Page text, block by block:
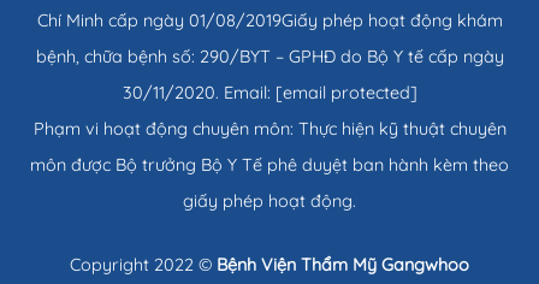
Chí Minh cấp ngày 01/08/2019Giấy phép hoạt động khám
bệnh, chữa bệnh số: 290/BYT – GPHĐ do Bộ Y tế cấp ngày
30/11/2020. Email: [email protected]
Phạm vi hoạt động chuyên môn: Thực hiện kỹ thuật chuyên
môn được Bộ trưởng Bộ Y Tế phê duyệt ban hành kèm theo
giấy phép hoạt động.
Copyright 2022 © Bệnh Viện Thẩm Mỹ Gangwhoo